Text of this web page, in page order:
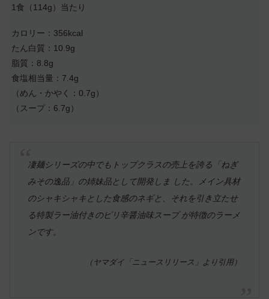
1食（114g）当たり
カロリー：356kcal
たん白質：10.9g
脂質：8.8g
食塩相当量：7.4g
（めん・かやく：0.7g）
（スープ：6.7g）
凄麺シリーズの中でもトップクラスの売上を誇る「ねぎ
みその逸品」の姉妹品として開発しま した。メイン具材
のシャキシャキとした食感のネギと、それを引き立たせ
る特製ラー油付きのピリ辛醤油味スープ が特徴のラーメ
ンです。
（ヤマダイ「ニュースリリース」より引用）